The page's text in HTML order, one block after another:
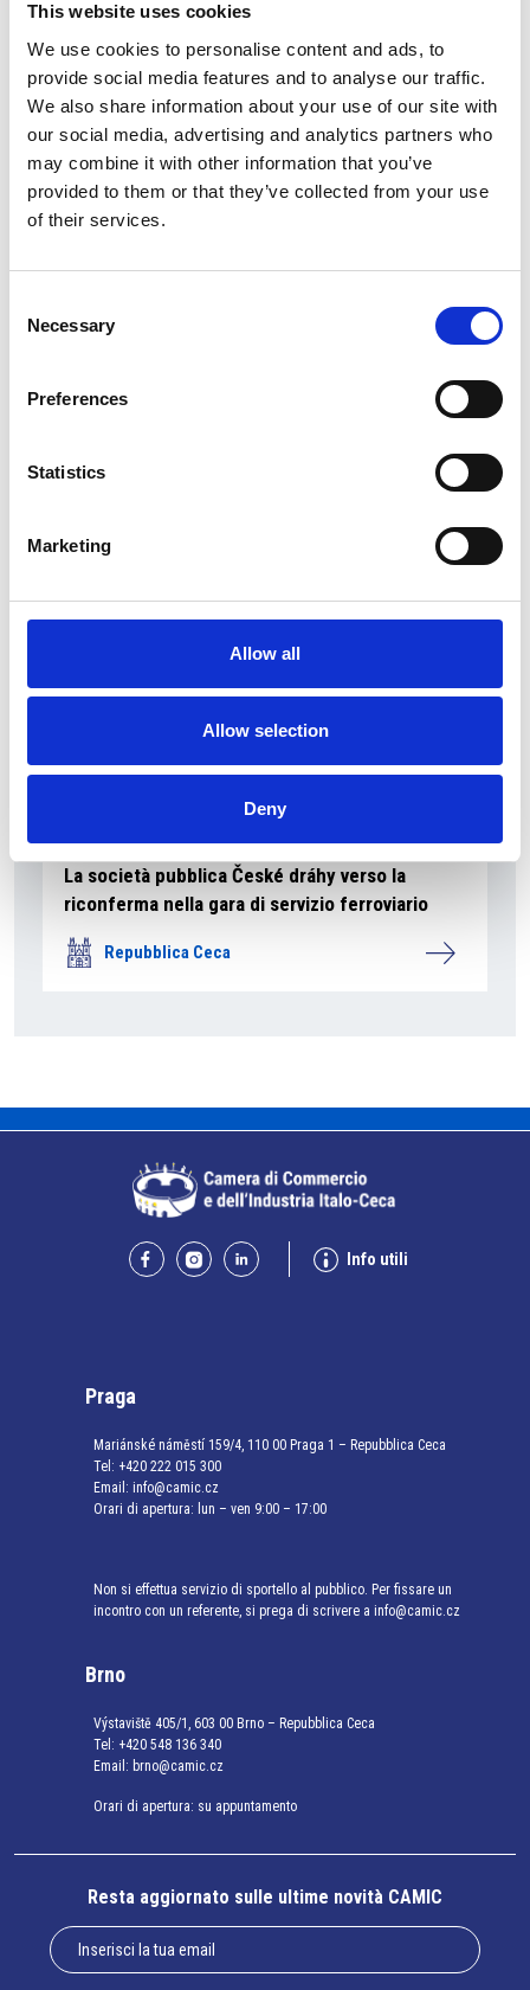
This website uses cookies
We use cookies to personalise content and ads, to
provide social media features and to analyse our traffic.
We also share information about your use of our site with
our social media, advertising and analytics partners who
may combine it with other information that you’ve
provided to them or that they’ve collected from your use
of their services.
Selection
Necessary
Preferences
Statistics
Marketing
Allow all
Allow selection
Deny
Nel primo semestre è aumentata fortemente la
costruzione di nuove abitazioni
Repubblica Ceca
La Škoda avvia la produzione del suo SUV Peaq
La società pubblica České dráhy verso la
riconferma nella gara di servizio ferroviario
Repubblica Ceca
Info utili
Praga
Mariánské náměstí 159/4, 110 00 Praga 1 – Repubblica Ceca
Tel: +420 222 015 300
Email: info@camic.cz
Orari di apertura: lun – ven 9:00 – 17:00
Non si effettua servizio di sportello al pubblico. Per fissare un
incontro con un referente, si prega di scrivere a info@camic.cz
Brno
Výstaviště 405/1, 603 00 Brno – Repubblica Ceca
Tel: +420 548 136 340
Email: brno@camic.cz
Orari di apertura: su appuntamento
Resta aggiornato sulle ultime novità CAMIC